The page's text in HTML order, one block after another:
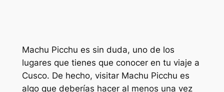
Machu Picchu es sin duda, uno de los
lugares que tienes que conocer en tu viaje a
Cusco. De hecho, visitar Machu Picchu es
algo que deberías hacer al menos una vez